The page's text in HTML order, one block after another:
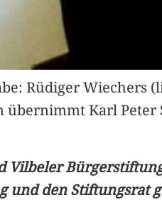
Rüdiger Wiechers
übernimmt Karl Peter
Vilbeler
und den Stiftungsrat